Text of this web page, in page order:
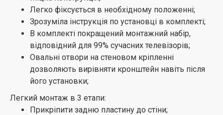
Легко фіксується в необхідному положенні;
Зрозуміла інструкція по установці в комплекті;
В комплекті покращений монтажний набір,
відповідний для 99% сучасних телевізорів;
Овальні отвори на стеновом кріпленні
дозволяють вирівняти кронштейн навіть після
його установки;
Легкий монтаж в 3 етапи:
Прикріпити задню пластину до стіни;